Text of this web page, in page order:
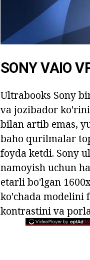
SONY VAIO
Ultrabooks Sony
va jozibador
bilan artib emas,
baho qurilmalar
foyda ketdi. Sony
namoyish uchun
etarli bo'lgan
ko'chada modelini
kontrastini va